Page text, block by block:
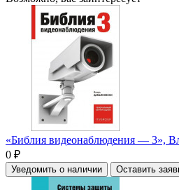
«Библия видеонаблюдения — 3»,
0 ₽
Уведомить о наличии Оставить